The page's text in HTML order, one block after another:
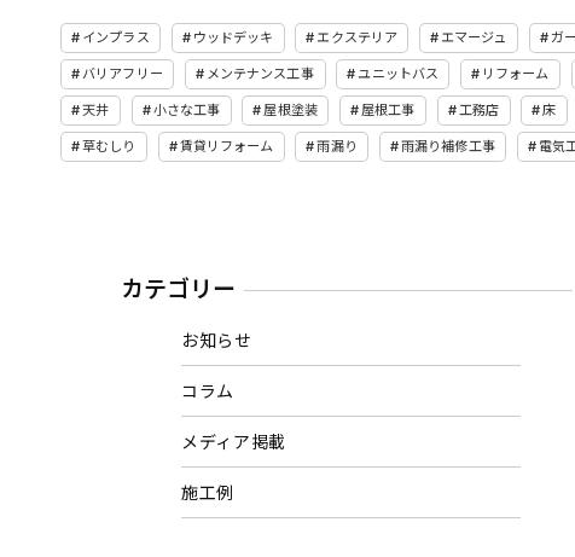
インプラス ウッドデッキ エクステリア エマージュ ガ
バリアフリー メンテナンス工事 ユニットバス リフォーム
天井 小さな工事 屋根塗装 屋根工事 工務店 床
草むしり 賃貸リフォーム 雨漏り 雨漏り補修工事 電気
カテゴリー
お知らせ
コラム
メディア掲載
施工例